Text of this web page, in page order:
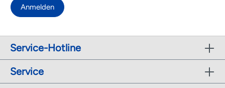
Anmelden
Service-Hotline
Service